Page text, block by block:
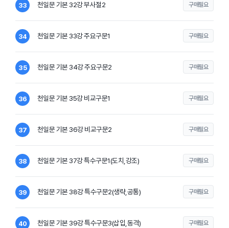
33 천일문 기본 32강 부사절2 구매필요
34 천일문 기본 33강 주요구문1 구매필요
35 천일문 기본 34강 주요구문2 구매필요
36 천일문 기본 35강 비교구문1 구매필요
37 천일문 기본 36강 비교구문2 구매필요
38 천일문 기본 37강 특수구문1(도치,강조) 구매필요
39 천일문 기본 38강 특수구문2(생략,공통) 구매필요
40 천일문 기본 39강 특수구문3(삽입,동격) 구매필요